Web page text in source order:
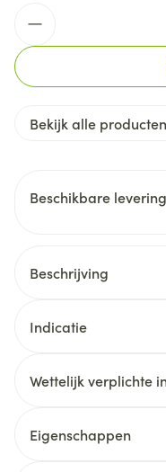
Bekijk alle
Beschikbare
Beschrijving
Indicatie
Wettelijk verplichte
Eigenschappen